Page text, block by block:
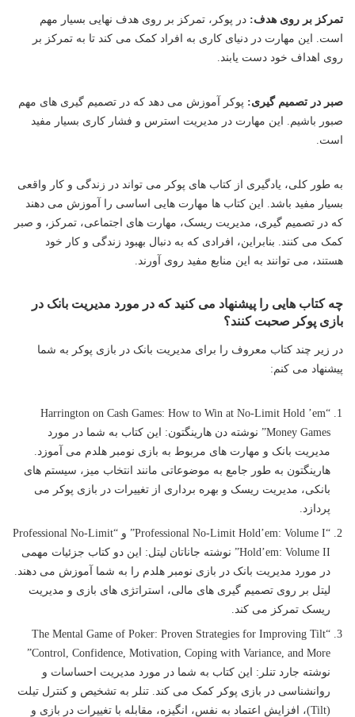
تمرکز بر روی هدف: در پوکر، تمرکز بر روی هدف نهایی بسیار مهم
است. این مهارت در دنیای کاری به افراد کمک می کند تا به تمرکز بر
روی اهداف خود دست یابند.
صبر در تصمیم گیری: پوکر آموزش می دهد که در تصمیم گیری های مهم
صبور باشیم. این مهارت در مدیریت استرس و فشار کاری بسیار مفید
است.
به طور کلی، یادگیری از کتاب های پوکر می تواند در زندگی و کار واقعی
بسیار مفید باشد. این کتاب ها مهارت هایی اساسی را آموزش می دهند
که در تصمیم گیری، مدیریت ریسک، مهارت های اجتماعی، تمرکز، و صبر
کمک می کنند. بنابراین، افرادی که به دنبال بهبود زندگی و کار خود
هستند، می توانند به این منابع مفید روی آورند.
چه کتاب هایی را پیشنهاد می کنید که در مورد مدیریت بانک در
بازی پوکر صحبت کنند؟
در زیر چند کتاب معروف را برای مدیریت بانک در بازی پوکر به شما
پیشنهاد می کنم:
“Harrington on Cash Games: How to Win at No-Limit Hold ’em
Money Games” نوشته دن هارینگتون: این کتاب به شما در مورد
مدیریت بانک و مهارت های مربوط به بازی نومبر هلدم می آموزد.
هارینگتون به طور جامع به موضوعاتی مانند انتخاب میز، سیستم های
بانکی، مدیریت ریسک و بهره برداری از تغییرات در بازی پوکر می
پردازد.
“Professional No-Limit Hold’em: Volume I” و “Professional No-Limit
Hold’em: Volume II” نوشته جاناتان لیتل: این دو کتاب جزئیات مهمی
در مورد مدیریت بانک در بازی نومبر هلدم را به شما آموزش می دهند.
لیتل بر روی تصمیم گیری های مالی، استراتژی های بازی و مدیریت
ریسک تمرکز می کند.
“The Mental Game of Poker: Proven Strategies for Improving Tilt
Control, Confidence, Motivation, Coping with Variance, and More”
نوشته جارد تنلر: این کتاب به شما در مورد مدیریت احساسات و
روانشناسی در بازی پوکر کمک می کند. تنلر به تشخیص و کنترل تیلت
(Tilt)، افزایش اعتماد به نفس، انگیزه، مقابله با تغییرات در بازی و